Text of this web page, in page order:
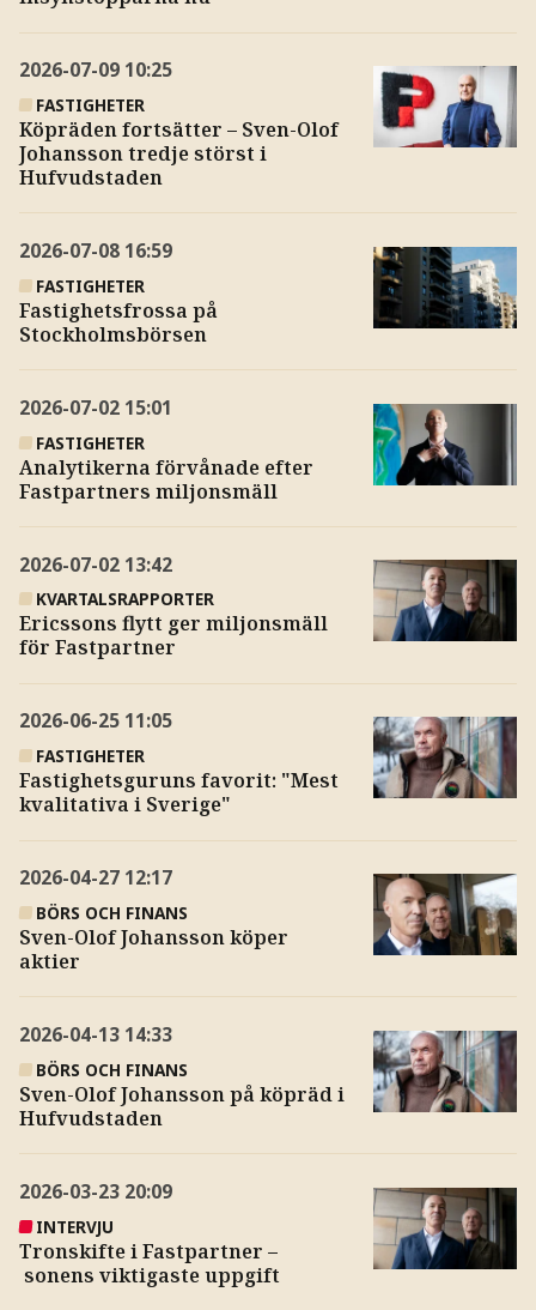
2026-07-09 10:25
FASTIGHETER
Köpräden fortsätter – Sven-Olof
Johansson tredje störst i
Hufvudstaden
2026-07-08 16:59
FASTIGHETER
Fastighetsfrossa på
Stockholmsbörsen
2026-07-02 15:01
FASTIGHETER
Analytikerna förvånade efter
Fastpartners miljonsmäll
2026-07-02 13:42
KVARTALSRAPPORTER
Ericssons flytt ger miljonsmäll
för Fastpartner
2026-06-25 11:05
FASTIGHETER
Fastighetsguruns favorit: "Mest
kvalitativa i Sverige"
2026-04-27 12:17
BÖRS OCH FINANS
Sven-Olof Johansson köper
aktier
2026-04-13 14:33
BÖRS OCH FINANS
Sven-Olof Johansson på köpräd i
Hufvudstaden
2026-03-23 20:09
INTERVJU
Tronskifte i Fastpartner –
sonens viktigaste uppgift